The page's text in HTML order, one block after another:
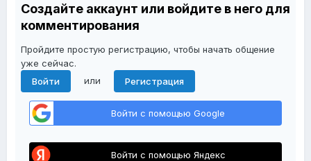
Создайте аккаунт или войдите в него для
комментирования
Пройдите простую регистрацию, чтобы начать общение
уже сейчас.
Войти
или Регистрация
Войти с помощью Google
Войти с помощью Яндекс